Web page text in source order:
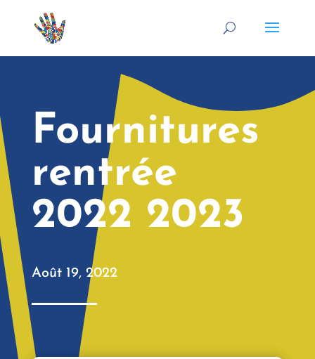
Fournitures
rentrée
2022 2023
Août 19, 2022